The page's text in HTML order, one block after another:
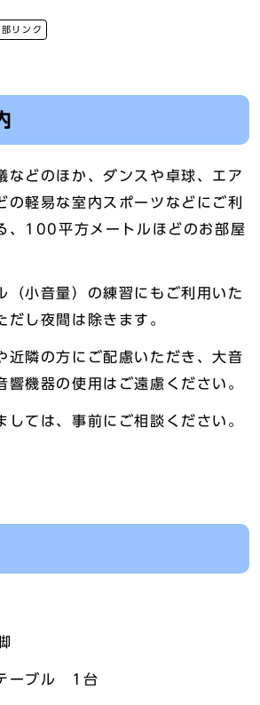
部リンク
などのほか、ダンスや卓球、エア
の軽易な室内スポーツなどにご利
、100平方メートルほどのお部屋
（小音量）の練習にもご利用いた
だし夜間は除きます。
近隣の方にご配慮いただき、大音
響機器の使用はご遠慮ください。
しては、事前にご相談ください。
ーブル 1台